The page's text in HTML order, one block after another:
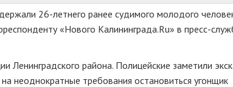
26-летнего ранее судимого молодого
«Нового Калининграда.Ru» в пресс-
Ленинградского района. Полицейские заметили
неоднократные требования остановиться угонщик